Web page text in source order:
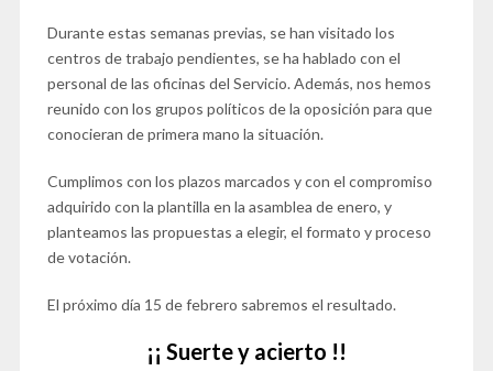
Durante estas semanas previas, se han visitado los
centros de trabajo pendientes, se ha hablado con el
personal de las oficinas del Servicio. Además, nos hemos
reunido con los grupos políticos de la oposición para que
conocieran de primera mano la situación.
Cumplimos con los plazos marcados y con el compromiso
adquirido con la plantilla en la asamblea de enero, y
planteamos las propuestas a elegir, el formato y proceso
de votación.
El próximo día 15 de febrero sabremos el resultado.
¡¡ Suerte y acierto !!